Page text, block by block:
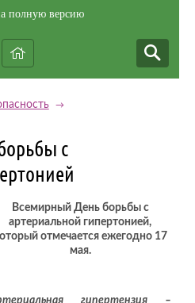
полную версию
→
с
Всемирный День борьбы с
артериальной гипертонией,
отмечается ежегодно 17
мая.
гипертензия –